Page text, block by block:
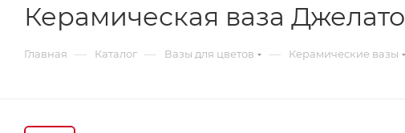
Керамическая ваза Джелато
Главная — Каталог — Вазы для цветов — Керамические вазы